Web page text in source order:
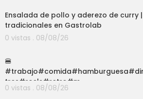
Ensalada de pollo y aderezo de curry
tradicionales en Gastrolab
0 vistas . 08/08/26
🍔
tres#reels#retro#m
exico#parati#foryou#feliz#consejos
0 vistas . 08/08/26